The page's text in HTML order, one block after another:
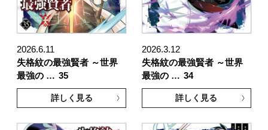
2026.6.11
失格紋の最強賢者 ～世界
最強の … 35
詳しく見る
2026.3.12
失格紋の最強賢者 ～世界
最強の … 34
詳しく見る